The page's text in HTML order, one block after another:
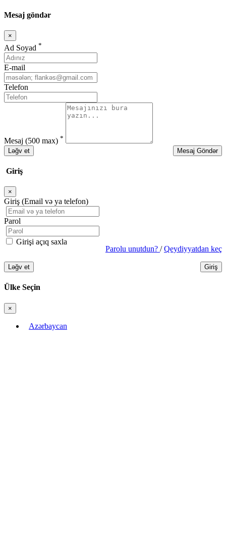
Mesaj göndər
×
Bağla
Ad Soyad *
E-mail
Telefon
Mesaj (500 max) *
Ləğv et
Mesaj Göndər
Giriş
×
Bağla
Giriş (Email və ya telefon)
Parol
Girişi açıq saxla
Parolu unutdun? /Qeydiyyatdan keç
Ləğv et Giriş
Ülke Seçin
×
Bağla
Azərbaycan